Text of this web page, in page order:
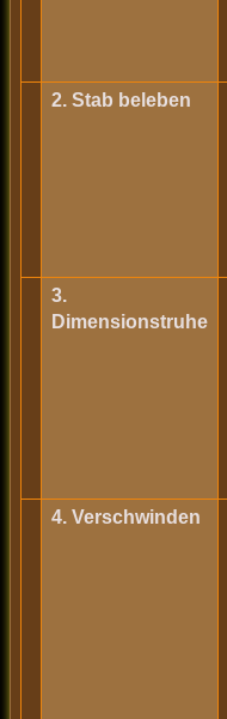
2. Stab beleben
3.
Dimensionstruhe
4. Verschwinden